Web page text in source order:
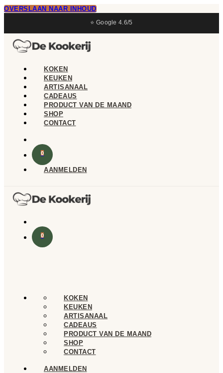
OVERSLAAN NAAR INHOUD
⭐ Google 4.6/5
KOKEN
KEUKEN
ARTISANAAL
CADEAUS
PRODUCT VAN DE MAAND
SHOP
CONTACT
0
AANMELDEN
0
KOKEN
KEUKEN
ARTISANAAL
CADEAUS
PRODUCT VAN DE MAAND
SHOP
CONTACT
AANMELDEN